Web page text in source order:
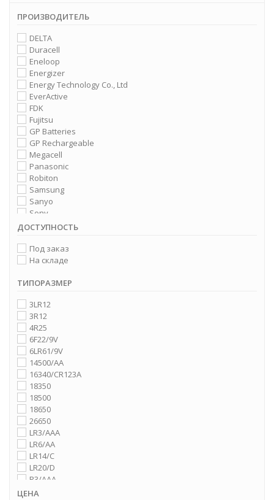
ПРОИЗВОДИТЕЛЬ
DELTA
Duracell
Eneloop
Energizer
Energy Technology Co., Ltd
EverActive
FDK
Fujitsu
GP Batteries
GP Rechargeable
Megacell
Panasonic
Robiton
Samsung
Sanyo
Sony
Varta
Парус Электро
ДОСТУПНОСТЬ
Под заказ
На складе
ТИПОРАЗМЕР
3LR12
3R12
4R25
6F22/9V
6LR61/9V
14500/AA
16340/CR123A
18350
18500
18650
26650
LR3/AAA
LR6/AA
LR14/C
LR20/D
R3/AAA
R6/AA
ЦЕНА